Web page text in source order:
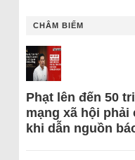
CHÂM BIẾM
Phạt lên đến 50
mạng xã hội
khi dẫn nguồn